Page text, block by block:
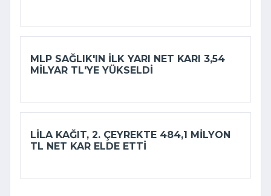
MLP SAĞLIK'IN ILK YARI NET KARI 3,54
MILYAR TL'YE YÜKSELDI
LILA KAĞIT, 2. ÇEYREKTE 484,1 MILYON
TL NET KAR ELDE ETTI